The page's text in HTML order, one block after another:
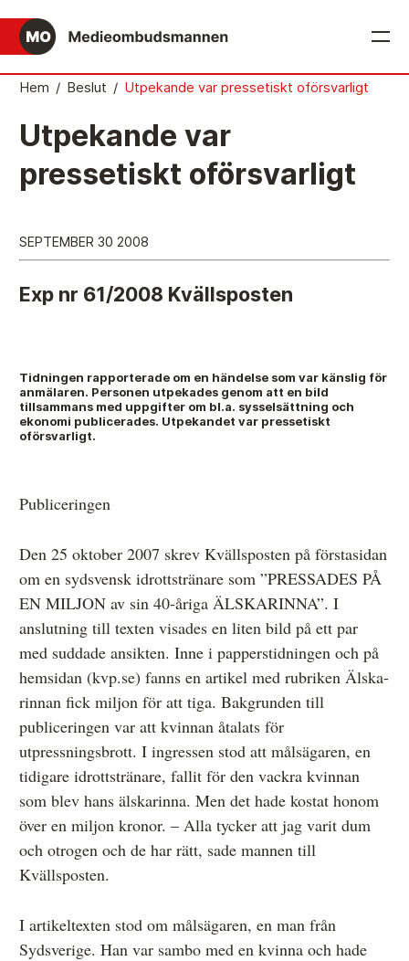
English
Det medieetiska systemet
Så här jobbar Medieombudsmannen
Publicitetsreglerna – grunden i det medieetiska
systemet
Caspar Opitz är MO
Instruktion för Allmänhetens Medieombudsman
De senaste besluten
Från anmälan till beslut – så går det till
Så här gör du en anmälan
Fyll i din anmälan
Regler för medier i processen hos MO
Här är medierna som MO kan pröva
Hela listan över frivilligt anslutna medier
Skillnaden mellan Granskningsnämnden och MO
Årsberättelser
Ledamöter i Mediernas Etiknämnd
Hem / Beslut / Utpekande var pressetiskt oförsvarligt
Utpekande var
pressetiskt oförsvarligt
SEPTEMBER 30 2008
Exp nr 61/2008 Kvällsposten
Tidningen rapporterade om en händelse som var känslig för
anmälaren. Personen utpekades genom att en bild
tillsammans med uppgifter om bl.a. sysselsättning och
ekonomi publicerades. Utpekandet var pressetiskt
oförsvarligt.
Publiceringen
Den 25 oktober 2007 skrev Kvällsposten på förstasidan
om en sydsvensk idrottstränare som ”PRESSADES PÅ
EN MILJON av sin 40-åriga ÄLSKARINNA”. I
anslutning till texten visades en liten bild på ett par
med suddade ansikten. Inne i papperstidningen och på
hemsidan (kvp.se) fanns en artikel med rubriken Älska-
rinnan fick miljon för att tiga. Bakgrunden till
publiceringen var att kvinnan åtalats för
utpressningsbrott. I ingressen stod att målsägaren, en
tidigare idrottstränare, fallit för den vackra kvinnan
som blev hans älskarinna. Men det hade kostat honom
över en miljon kronor. – Alla tycker att jag varit dum
och otrogen och de har rätt, sade mannen till
Kvällsposten.
I artikeltexten stod om målsägaren, en man från
Sydsverige. Han var sambo med en kvinna och hade